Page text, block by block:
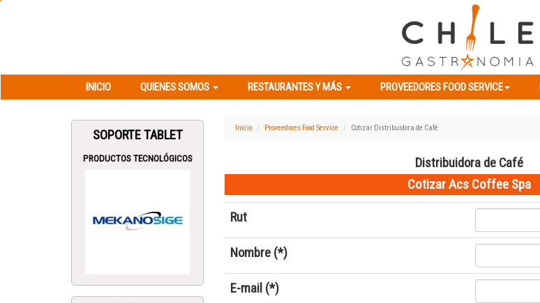
INICIO QUIENES SOMOS RESTAURANTES Y MÁS PROVEEDORES FOOD SERVICE
PROVEEDORES FOOD SERVICE
SOPORTE TABLET
PRODUCTOS TECNOLÓGICOS
Inicio Proveedores Food Service Cotizar Distribuidora de Café
Distribuidora de Café
Cotizar Acs Coffee Spa
Rut
Nombre (*)
E-mail (*)